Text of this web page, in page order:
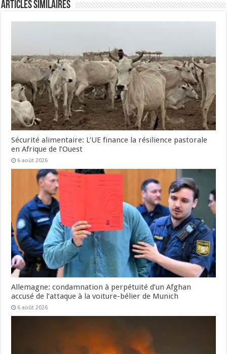
Articles Similaires
Sécurité alimentaire: L’UE finance la résilience pastorale
en Afrique de l’Ouest
6 août 2026
Allemagne: condamnation à perpétuité d’un Afghan
accusé de l’attaque à la voiture-bélier de Munich
6 août 2026